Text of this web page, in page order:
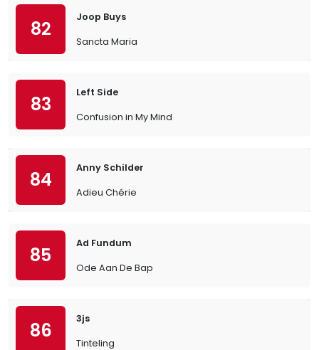
82
Joop Buys
Sancta Maria
83
Left Side
Confusion in My Mind
84
Anny Schilder
Adieu Chérie
85
Ad Fundum
Ode Aan De Bap
86
3js
Tinteling